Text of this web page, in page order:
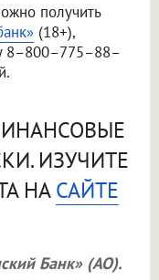
получить
(18+),
8–800–775–88–
ИЗУЧИТЕ
НАСАЙТЕ
Банк» (АО).